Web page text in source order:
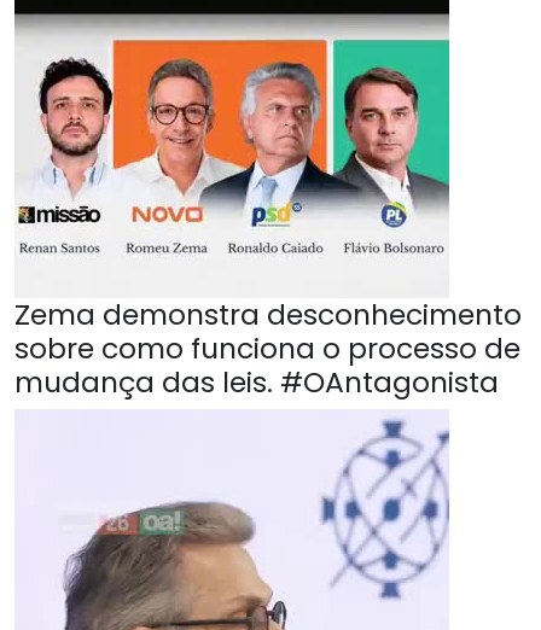
Zema demonstra desconhecimento
sobre como funciona o processo de
mudança das leis. #OAntagonista